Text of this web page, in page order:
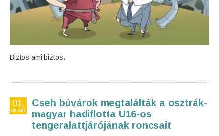
Biztos ami biztos.
01.
Október
Cseh búvárok megtalálták a osztrák-
magyar hadiflotta U16-os
tengeralattjárójának roncsait